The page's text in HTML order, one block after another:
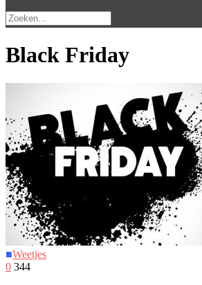
Black Friday
■Weetjes
0 344